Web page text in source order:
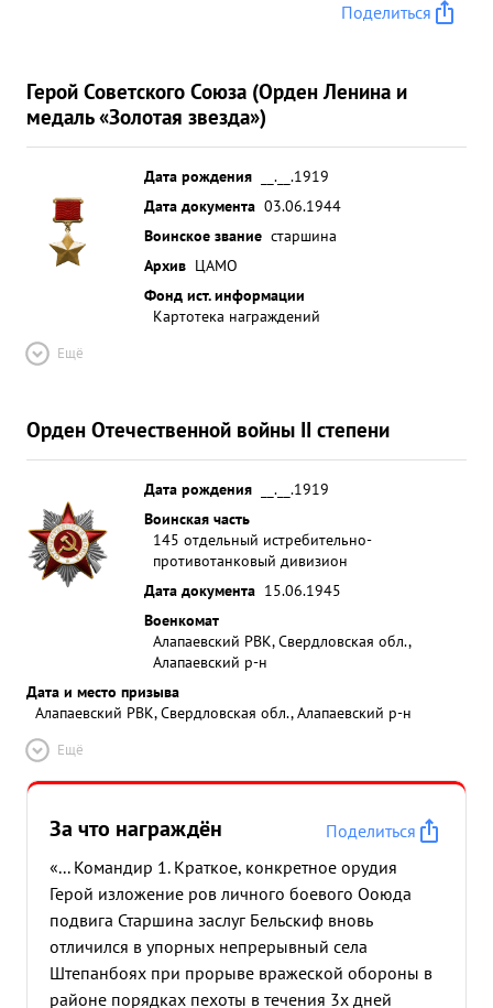
Поделиться
Герой Советского Союза (Орден Ленина и
медаль «Золотая звезда»)
Дата рождения
__.__.1919
Дата документа 03.06.1944
Воинское звание старшина
Архив ЦАМО
Фонд ист. информации
Картотека награждений
Ещё
Орден Отечественной войны II степени
Дата рождения
__.__.1919
Воинская часть
145 отдельный истребительно-
противотанковый дивизион
Дата документа 15.06.1945
Военкомат
Алапаевский РВК, Свердловская обл.,
Алапаевский р-н
Дата и место призыва
Алапаевский РВК, Свердловская обл., Алапаевский р-н
Ещё
За что награждён
Поделиться
«... Командир 1. Краткое, конкретное орудия
Герой изложение ров личного боевого Ооюда
подвига Старшина заслуг Бельскиф вновь
отличился в упорных непрерывный села
Штепанбоях при прорыве вражеской обороны в
районе порядках пехоты в течения 3х дней